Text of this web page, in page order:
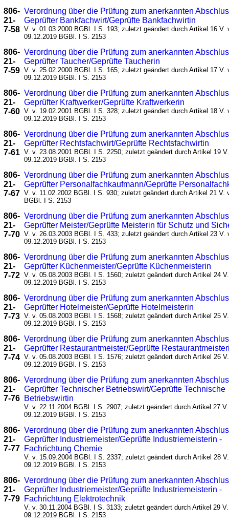
806-
21-
7-58
Verordnung über die Prüfung zum anerkannten
Geprüfter Bankfachwirt/Geprüfte Bankfachwirtin
V. v. 01.03.2000 BGBl. I S. 193; zuletzt geändert durch Artikel 16 V.
09.12.2019 BGBl. I S. 2153
806-
21-
7-59
Verordnung über die Prüfung zum anerkannten
Geprüfter Taucher/Geprüfte Taucherin
V. v. 25.02.2000 BGBl. I S. 165; zuletzt geändert durch Artikel 17 V.
09.12.2019 BGBl. I S. 2153
806-
21-
7-60
Verordnung über die Prüfung zum anerkannten
Geprüfter Kraftwerker/Geprüfte Kraftwerkerin
V. v. 19.02.2001 BGBl. I S. 328; zuletzt geändert durch Artikel 18 V.
09.12.2019 BGBl. I S. 2153
806-
21-
7-61
Verordnung über die Prüfung zum anerkannten
Geprüfter Rechtsfachwirt/Geprüfte Rechtsfachwirtin
V. v. 23.08.2001 BGBl. I S. 2250; zuletzt geändert durch Artikel 19
09.12.2019 BGBl. I S. 2153
806-
21-
7-67
Verordnung über die Prüfung zum anerkannten
Geprüfter Personalfachkaufmann/Geprüfte
V. v. 11.02.2002 BGBl. I S. 930; zuletzt geändert durch Artikel 21 V.
BGBl. I S. 2153
806-
21-
7-70
Verordnung über die Prüfung zum anerkannten
Geprüfter Meister/Geprüfte Meisterin für Schutz und
V. v. 26.03.2003 BGBl. I S. 433; zuletzt geändert durch Artikel 23 V.
09.12.2019 BGBl. I S. 2153
806-
21-
7-72
Verordnung über die Prüfung zum anerkannten
Geprüfter Küchenmeister/Geprüfte Küchenmeisterin
V. v. 05.08.2003 BGBl. I S. 1560; zuletzt geändert durch Artikel 24
09.12.2019 BGBl. I S. 2153
806-
21-
7-73
Verordnung über die Prüfung zum anerkannten
Geprüfter Hotelmeister/Geprüfte Hotelmeisterin
V. v. 05.08.2003 BGBl. I S. 1568; zuletzt geändert durch Artikel 25
09.12.2019 BGBl. I S. 2153
806-
21-
7-74
Verordnung über die Prüfung zum anerkannten
Geprüfter Restaurantmeister/Geprüfte
V. v. 05.08.2003 BGBl. I S. 1576; zuletzt geändert durch Artikel 26
09.12.2019 BGBl. I S. 2153
806-
21-
7-76
Verordnung über die Prüfung zum anerkannten
Geprüfter Technischer Betriebswirt/Geprüfte Technische
Betriebswirtin
V. v. 22.11.2004 BGBl. I S. 2907; zuletzt geändert durch Artikel 27
09.12.2019 BGBl. I S. 2153
806-
21-
7-77
Verordnung über die Prüfung zum anerkannten
Geprüfter Industriemeister/Geprüfte Industriemeisterin -
Fachrichtung Chemie
V. v. 15.09.2004 BGBl. I S. 2337; zuletzt geändert durch Artikel 28
09.12.2019 BGBl. I S. 2153
806-
21-
7-79
Verordnung über die Prüfung zum anerkannten
Geprüfter Industriemeister/Geprüfte Industriemeisterin -
Fachrichtung Elektrotechnik
V. v. 30.11.2004 BGBl. I S. 3133; zuletzt geändert durch Artikel 29
09.12.2019 BGBl. I S. 2153